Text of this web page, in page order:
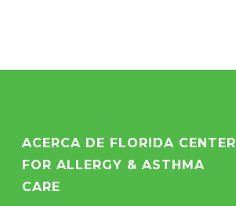
ACERCA DE FLORIDA CENTER
FOR ALLERGY & ASTHMA
CARE